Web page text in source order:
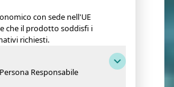
con sede nell'UE
che il prodotto soddisfi i
richiesti.
Responsabile